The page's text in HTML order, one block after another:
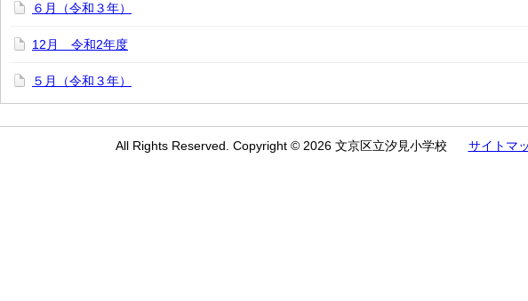
６月（令和３年）
12月 令和2年度
５月（令和３年）
All Rights Reserved. Copyright © 2026 文京区立汐見小学校 サイトマ